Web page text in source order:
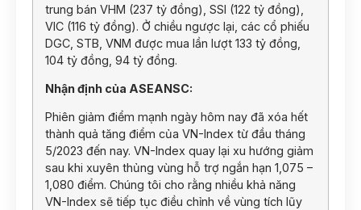
trung bán VHM (237 tỷ đồng), SSI (122 tỷ đồng),
VIC (116 tỷ đồng). Ở chiều ngược lại, các cổ phiếu
DGC, STB, VNM được mua lần lượt 133 tỷ đồng,
104 tỷ đồng, 94 tỷ đồng.
Nhận định của ASEANSC:
Phiên giảm điểm mạnh ngày hôm nay đã xóa hết
thành quả tăng điểm của VN-Index từ đầu tháng
5/2023 đến nay. VN-Index quay lại xu hướng giảm
sau khi xuyên thủng vùng hỗ trợ ngắn hạn 1,075 –
1,080 điểm. Chúng tôi cho rằng nhiều khả năng
VN-Index sẽ tiếp tục điều chỉnh về vùng tích lũy